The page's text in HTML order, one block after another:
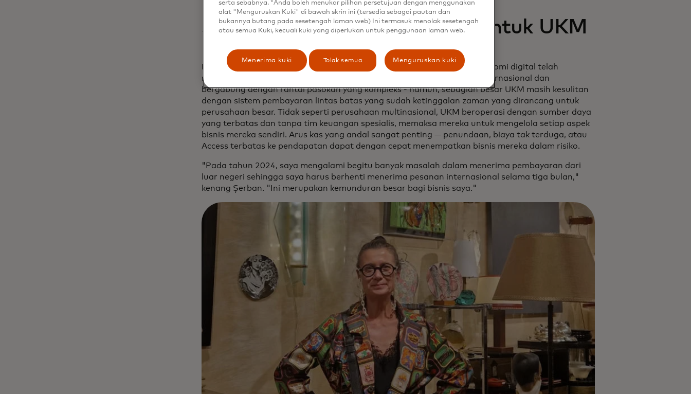
Sistem yang tidak dibangun untuk UKM
Kisah Șerban mencerminkan tantangan yang umum dihadapi UKM. Ekonomi digital telah
membuka peluang global, memungkinkan UKM untuk menjual secara internasional dan
bergabung dengan rantai pasokan yang kompleks - namun, sebagian besar UKM masih kesulitan
dengan sistem pembayaran lintas batas yang sudah ketinggalan zaman yang dirancang untuk
perusahaan besar. Tidak seperti perusahaan multinasional, UKM beroperasi dengan sumber daya
yang terbatas dan tanpa tim keuangan spesialis, memaksa mereka untuk mengelola setiap aspek
bisnis mereka sendiri. Arus kas yang andal sangat penting — penundaan, biaya tak terduga, atau
Access terbatas ke pendapatan dapat dengan cepat menempatkan bisnis mereka dalam risiko.
"Pada tahun 2024, saya mengalami begitu banyak masalah dalam menerima pembayaran dari
luar negeri sehingga saya harus berhenti menerima pesanan internasional selama tiga bulan,"
kenang Șerban. "Ini merupakan kemunduran besar bagi bisnis saya."
serta sebabnya. *Anda boleh menukar pilihan persetujuan dengan menggunakan
alat "Menguruskan Kuki" di bawah skrin ini (tersedia sebagai pautan dan
bukannya butang pada sesetengah laman web) Ini termasuk menolak sesetengah
atau semua Kuki, kecuali kuki yang diperlukan untuk penggunaan laman web.
Menerima kuki Tolak semua Menguruskan kuki